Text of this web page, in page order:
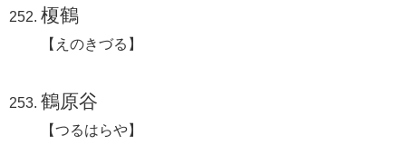
榎鶴
【えのきづる】
鶴原谷
【つるはらや】